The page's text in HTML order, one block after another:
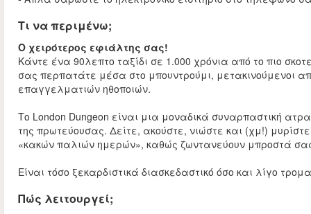
Τι να περιμένω;
Ο χειρότερος εφιάλτης σας!
Κάντε ένα 90λεπτο ταξίδι σε 1.000 χρόνια από το πιο
σας περπατάτε μέσα στο μπουντρούμι, μετακινούμενοι
επαγγελματιών ηθοποιών.
Το London Dungeon είναι μια μοναδικά συναρπαστική
της πρωτεύουσας. Δείτε, ακούστε, νιώστε και (χμ!)
«κακών παλιών ημερών», καθώς ζωντανεύουν μπροστά
Είναι τόσο ξεκαρδιστικά διασκεδαστικό όσο και λίγο
Πώς λειτουργεί;